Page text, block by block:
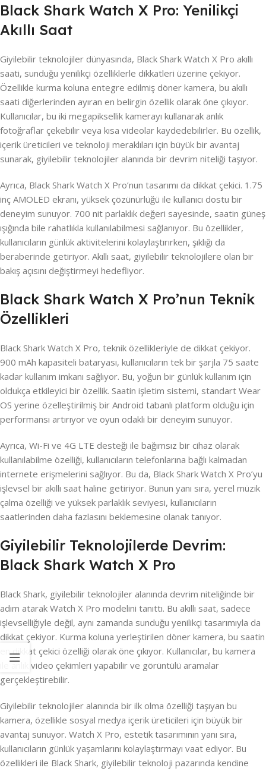
Black Shark Watch X Pro: Yenilikçi
Akıllı Saat
Giyilebilir teknolojiler dünyasında, Black Shark Watch X Pro akıllı
saati, sunduğu yenilikçi özelliklerle dikkatleri üzerine çekiyor.
Özellikle kurma koluna entegre edilmiş döner kamera, bu akıllı
saati diğerlerinden ayıran en belirgin özellik olarak öne çıkıyor.
Kullanıcılar, bu iki megapiksellik kamerayı kullanarak anlık
fotoğraflar çekebilir veya kısa videolar kaydedebilirler. Bu özellik,
içerik üreticileri ve teknoloji meraklıları için büyük bir avantaj
sunarak, giyilebilir teknolojiler alanında bir devrim niteliği taşıyor.
Ayrıca, Black Shark Watch X Pro’nun tasarımı da dikkat çekici. 1.75
inç AMOLED ekranı, yüksek çözünürlüğü ile kullanıcı dostu bir
deneyim sunuyor. 700 nit parlaklık değeri sayesinde, saatin güneş
ışığında bile rahatlıkla kullanılabilmesi sağlanıyor. Bu özellikler,
kullanıcıların günlük aktivitelerini kolaylaştırırken, şıklığı da
beraberinde getiriyor. Akıllı saat, giyilebilir teknolojilere olan bir
bakış açısını değiştirmeyi hedefliyor.
Black Shark Watch X Pro’nun Teknik
Özellikleri
Black Shark Watch X Pro, teknik özellikleriyle de dikkat çekiyor.
900 mAh kapasiteli bataryası, kullanıcıların tek bir şarjla 75 saate
kadar kullanım imkanı sağlıyor. Bu, yoğun bir günlük kullanım için
oldukça etkileyici bir özellik. Saatin işletim sistemi, standart Wear
OS yerine özelleştirilmiş bir Android tabanlı platform olduğu için
performansı artırıyor ve oyun odaklı bir deneyim sunuyor.
Ayrıca, Wi-Fi ve 4G LTE desteği ile bağımsız bir cihaz olarak
kullanılabilme özelliği, kullanıcıların telefonlarına bağlı kalmadan
internete erişmelerini sağlıyor. Bu da, Black Shark Watch X Pro’yu
işlevsel bir akıllı saat haline getiriyor. Bunun yanı sıra, yerel müzik
çalma özelliği ve yüksek parlaklık seviyesi, kullanıcıların
saatlerinden daha fazlasını beklemesine olanak tanıyor.
Giyilebilir Teknolojilerde Devrim:
Black Shark Watch X Pro
Black Shark, giyilebilir teknolojiler alanında devrim niteliğinde bir
adım atarak Watch X Pro modelini tanıttı. Bu akıllı saat, sadece
işlevselliğiyle değil, aynı zamanda sunduğu yenilikçi tasarımıyla da
dikkat çekiyor. Kurma koluna yerleştirilen döner kamera, bu saatin
en dikkat çekici özelliği olarak öne çıkıyor. Kullanıcılar, bu kamera
ile anlık video çekimleri yapabilir ve görüntülü aramalar
gerçekleştirebilir.
Giyilebilir teknolojiler alanında bir ilk olma özelliği taşıyan bu
kamera, özellikle sosyal medya içerik üreticileri için büyük bir
avantaj sunuyor. Watch X Pro, estetik tasarımının yanı sıra,
kullanıcıların günlük yaşamlarını kolaylaştırmayı vaat ediyor. Bu
özellikleri ile Black Shark, giyilebilir teknoloji pazarında kendine